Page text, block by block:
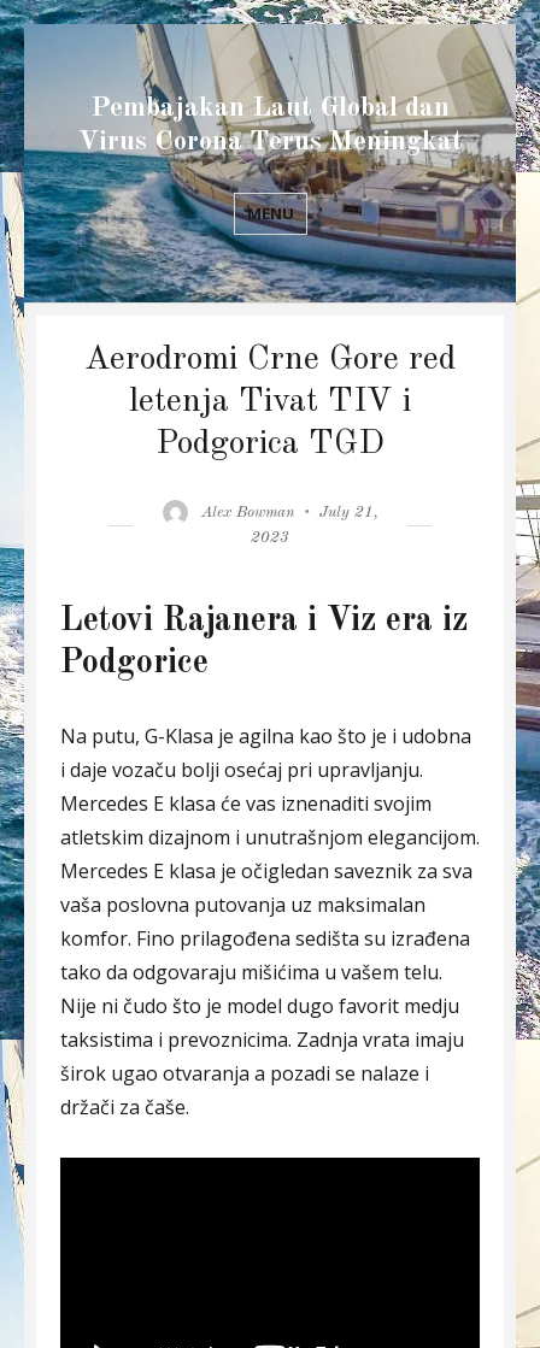
Pembajakan Laut Global dan
Virus Corona Terus Meningkat
MENU
Aerodromi Crne Gore red
letenja Tivat TIV i
Podgorica TGD
Author
Alex Bowman
Posted
July 21,
2023
Letovi Rajanera i Viz era iz
Podgorice
Na putu, G-Klasa je agilna kao što je i udobna
i daje vozaču bolji osećaj pri upravljanju.
Mercedes E klasa će vas iznenaditi svojim
atletskim dizajnom i unutrašnjom elegancijom.
Mercedes E klasa je očigledan saveznik za sva
vaša poslovna putovanja uz maksimalan
komfor. Fino prilagođena sedišta su izrađena
tako da odgovaraju mišićima u vašem telu.
Nije ni čudo što je model dugo favorit medju
taksistima i prevoznicima. Zadnja vrata imaju
širok ugao otvaranja a pozadi se nalaze i
držači za čaše.